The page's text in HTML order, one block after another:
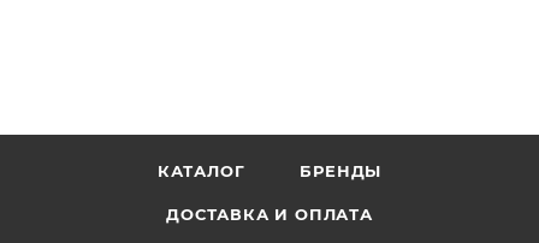
КАТАЛОГ БРЕНДЫ
ДОСТАВКА И ОПЛАТА